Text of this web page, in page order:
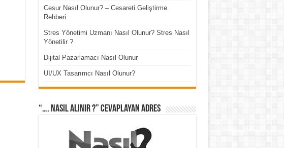
Cesur Nasıl Olunur? – Cesareti Geliştirme
Rehberi
Stres Yönetimi Uzmanı Nasıl Olunur? Stres Nasıl
Yönetilir ?
Dijital Pazarlamacı Nasıl Olunur
UI/UX Tasarımcı Nasıl Olunur?
“…. Nasıl Alınır ?” cevaplayan adres